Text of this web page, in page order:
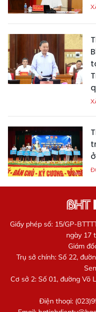
Giấy phép số: 15/GP-
ngày 17
Giám
Trụ sở chính: Số 22,
Cơ sở 2: Số 01, đường Võ
Điện thoại: